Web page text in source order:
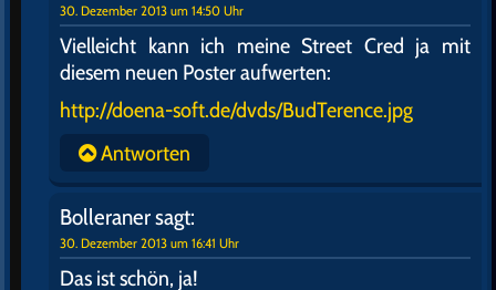
30. Dezember 2013 um 14:50 Uhr
Vielleicht kann ich meine Street Cred ja mit
diesem neuen Poster aufwerten:
http://doena-soft.de/dvds/BudTerence.jpg
Antworten
Bolleranersagt:
30. Dezember 2013 um 16:41 Uhr
Das ist schön, ja!